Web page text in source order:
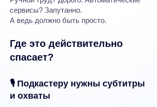
сервисы? Запутанно.
А ведь должно быть просто.
Где это действительно
спасает?
🎙 Подкастеру нужны субтитры
и охваты